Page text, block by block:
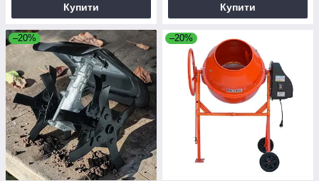
Купити Купити
–20% –20%